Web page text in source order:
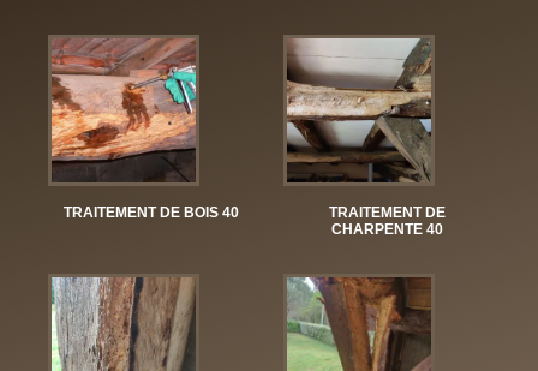
TRAITEMENT DE BOIS 40
TRAITEMENT DE
CHARPENTE 40